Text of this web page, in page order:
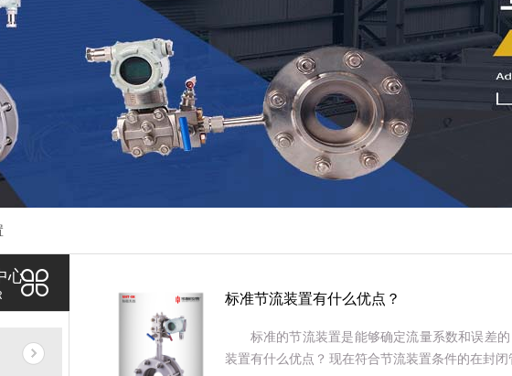
_标准节流装置厂家
标准节流装置有什么优点？
标准的节流装置是能够确定流量系数和误差
装置有什么优点？ 现在符合节流装置条件的在封闭
心